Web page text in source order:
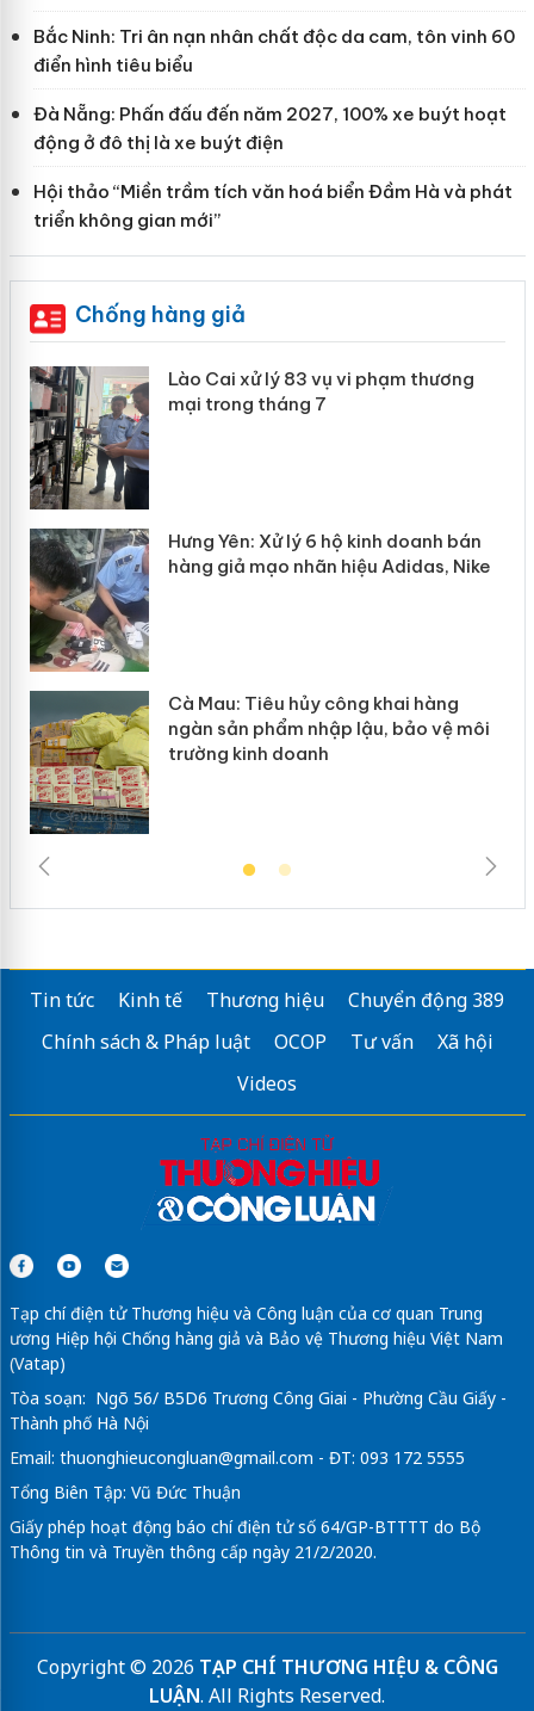
Bắc Ninh: Tri ân nạn nhân chất độc da cam, tôn vinh 60
điển hình tiêu biểu
Đà Nẵng: Phấn đấu đến năm 2027, 100% xe buýt hoạt
động ở đô thị là xe buýt điện
Hội thảo “Miền trầm tích văn hoá biển Đầm Hà và phát
triển không gian mới”
Chống hàng giả
Lào Cai xử lý 83 vụ vi phạm thương
mại trong tháng 7
Hưng Yên: Xử lý 6 hộ kinh doanh bán
hàng giả mạo nhãn hiệu Adidas, Nike
Cà Mau: Tiêu hủy công khai hàng
ngàn sản phẩm nhập lậu, bảo vệ môi
trường kinh doanh
Tin tức Kinh tế Thương hiệu
Chuyển động 389
Chính sách & Pháp luật
OCOP Tư vấn
Xã hội
Videos
Tạp chí điện tử Thương hiệu và Công luận của cơ quan Trung
ương Hiệp hội Chống hàng giả và Bảo vệ Thương hiệu Việt Nam
(Vatap)
Tòa soạn: Ngõ 56/ B5D6 Trương Công Giai - Phường Cầu Giấy -
Thành phố Hà Nội
Email: thuonghieucongluan@gmail.com - ĐT: 093 172 5555
Tổng Biên Tập: Vũ Đức Thuận
Giấy phép hoạt động báo chí điện tử số 64/GP-BTTTT do Bộ
Thông tin và Truyền thông cấp ngày 21/2/2020.
Copyright © 2026 TẠP CHÍ THƯƠNG HIỆU & CÔNG
LUẬN. All Rights Reserved.